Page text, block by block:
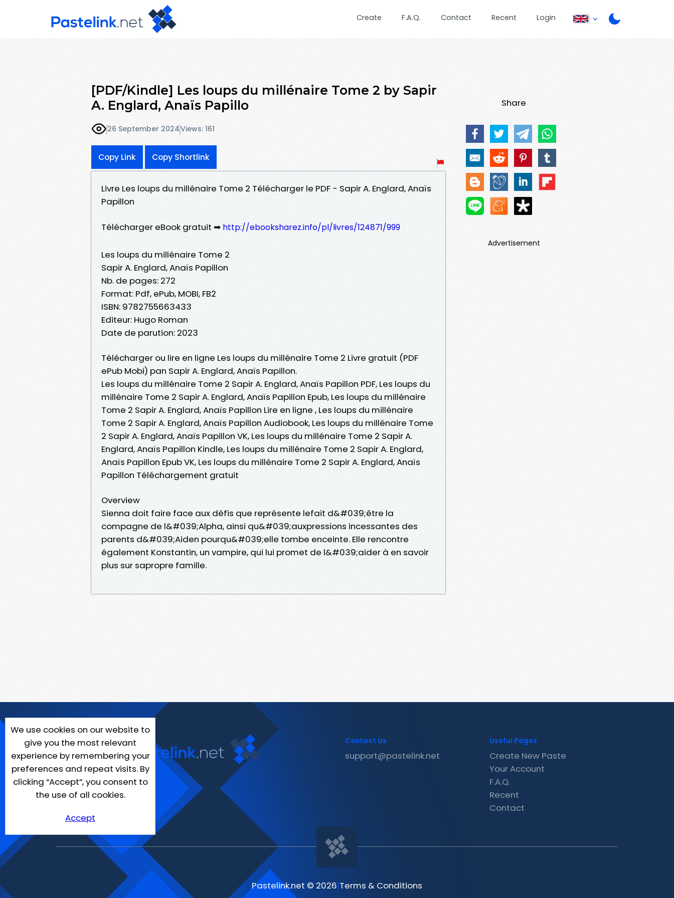
Create F.A.Q. Contact Recent Login
[PDF/Kindle] Les loups du millénaire Tome 2 by Sapir
A. Englard, Anaïs Papillo
26 September 2024Views: 161
Copy Link Copy Shortlink
Livre Les loups du millénaire Tome 2 Télécharger le PDF - Sapir A. Englard, Anaïs
Papillon
Télécharger eBook gratuit ➡ http://ebooksharez.info/pl/livres/124871/999
Les loups du millénaire Tome 2
Sapir A. Englard, Anaïs Papillon
Nb. de pages: 272
Format: Pdf, ePub, MOBI, FB2
ISBN: 9782755663433
Editeur: Hugo Roman
Date de parution: 2023
Télécharger ou lire en ligne Les loups du millénaire Tome 2 Livre gratuit (PDF
ePub Mobi) pan Sapir A. Englard, Anaïs Papillon.
Les loups du millénaire Tome 2 Sapir A. Englard, Anaïs Papillon PDF, Les loups du
millénaire Tome 2 Sapir A. Englard, Anaïs Papillon Epub, Les loups du millénaire
Tome 2 Sapir A. Englard, Anaïs Papillon Lire en ligne , Les loups du millénaire
Tome 2 Sapir A. Englard, Anaïs Papillon Audiobook, Les loups du millénaire Tome
2 Sapir A. Englard, Anaïs Papillon VK, Les loups du millénaire Tome 2 Sapir A.
Englard, Anaïs Papillon Kindle, Les loups du millénaire Tome 2 Sapir A. Englard,
Anaïs Papillon Epub VK, Les loups du millénaire Tome 2 Sapir A. Englard, Anaïs
Papillon Téléchargement gratuit
Overview
Sienna doit faire face aux défis que représente lefait d&#039;être la
compagne de l&#039;Alpha, ainsi qu&#039;auxpressions incessantes des
parents d&#039;Aiden pourqu&#039;elle tombe enceinte. Elle rencontre
également Konstantin, un vampire, qui lui promet de l&#039;aider à en savoir
plus sur sapropre famille.
Share
Advertisement
We use cookies on our website to
give you the most relevant
experience by remembering your
preferences and repeat visits. By
clicking “Accept”, you consent to
the use of all cookies.
Accept
Contact Us
support@pastelink.net
Useful Pages
Create New Paste
Your Account
F.A.Q.
Recent
Contact
Pastelink.net © 2026|Terms & Conditions